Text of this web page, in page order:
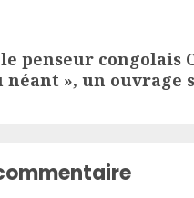
penseur congolais
néant », un